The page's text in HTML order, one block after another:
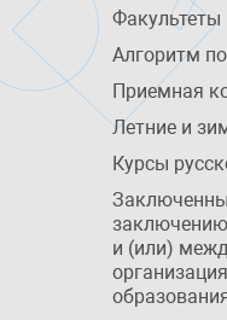
Факультеты
Алгоритм
Приемная
Летние и
Курсы
и (или)